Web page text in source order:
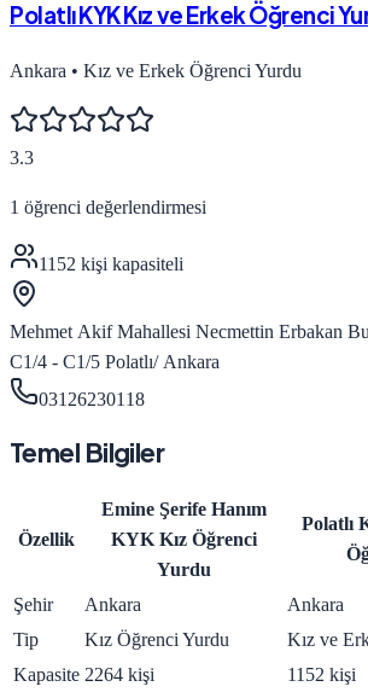
Polatlı KYK Kız ve Erkek Öğrenci
Ankara • Kız ve Erkek Öğrenci Yurdu
3.3
1 öğrenci değerlendirmesi
1152 kişi kapasiteli
Mehmet Akif Mahallesi Necmettin Erbakan
C1/4 - C1/5 Polatlı/ Ankara
03126230118
Temel Bilgiler
Özellik
Emine Şerife Hanım
KYK Kız Öğrenci
Yurdu
Polatlı
Şehir Ankara
Ankara
Tip
Kız Öğrenci Yurdu
Kız ve
Kapasite 2264 kişi 1152 kişi